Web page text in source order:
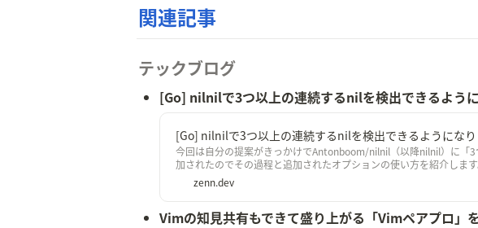
関連記事
テックブログ
[Go] nilnilで3つ以上の連続するnilを検出できるよう
[Go] nilnilで3つ以上の連続するnilを検出できるようにな
今回は自分の提案がきっかけでAntonboom/nilnil（以降nilnil）に「
加されたのでその過程と追加されたオプションの使い方を紹介します
zenn.dev
Vimの知見共有もできて盛り上がる「Vimペアプロ」